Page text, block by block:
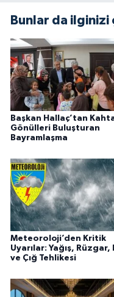
Bunlar da ilginizi
Başkan Hallaç’tan
Gönülleri Buluşturan
Bayramlaşma
Meteoroloji’den Kritik
Uyarılar: Yağış, Rüzgar,
ve Çığ Tehlikesi